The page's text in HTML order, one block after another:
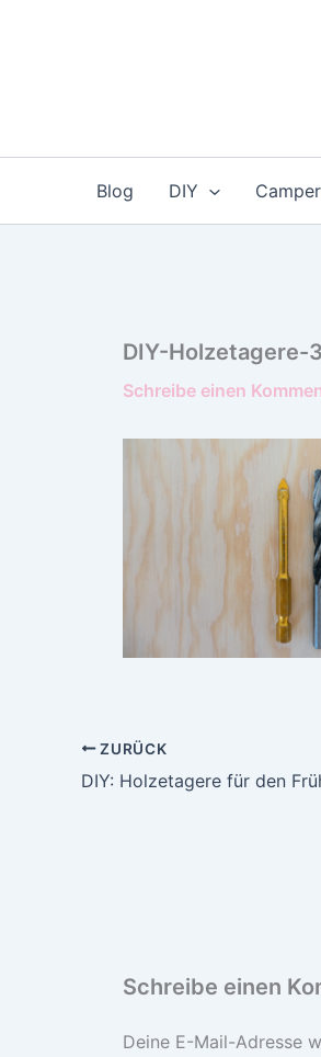
Blog DIY Camper
DIY-Holzetagere-3
Schreibe einen
ZURÜCK
DIY: Holzetagere für den
Schreibe einen
Deine E-Mail-Adresse